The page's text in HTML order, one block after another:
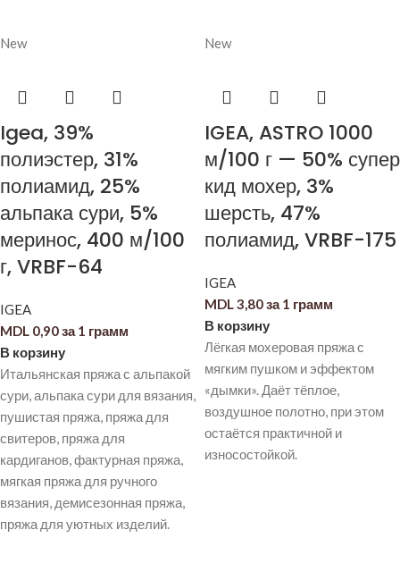
New
Igea, 39%
полиэстер, 31%
полиамид, 25%
альпака сури, 5%
меринос, 400 м/100
г, VRBF-64
IGEA
MDL 0,90за 1 грамм
В корзину
Итальянская пряжа с альпакой
сури, альпака сури для вязания,
пушистая пряжа, пряжа для
свитеров, пряжа для
кардиганов, фактурная пряжа,
мягкая пряжа для ручного
вязания, демисезонная пряжа,
пряжа для уютных изделий.
New
IGEA, ASTRO 1000
м/100 г — 50% супер
кид мохер, 3%
шерсть, 47%
полиамид, VRBF-175
IGEA
MDL3,80за 1 грамм
В корзину
Лёгкая мохеровая пряжа с
мягким пушком и эффектом
«дымки». Даёт тёплое,
воздушное полотно, при этом
остаётся практичной и
износостойкой.